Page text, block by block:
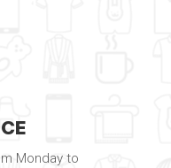
Monday to